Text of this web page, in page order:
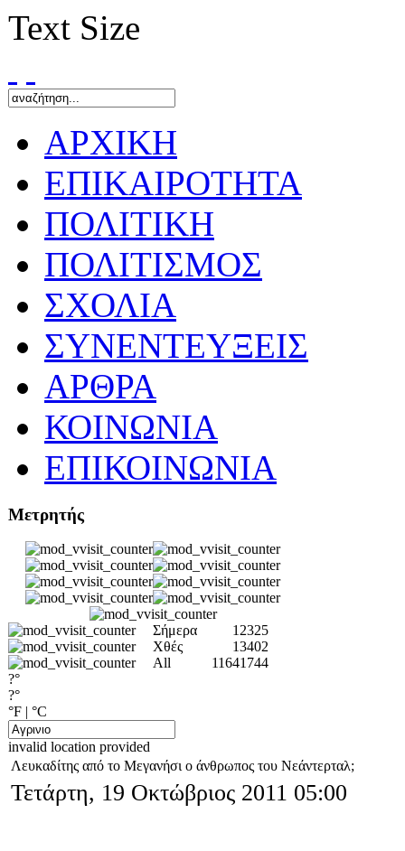
Text Size
ΑΡΧΙΚΗ
ΕΠΙΚΑΙΡΟΤΗΤΑ
ΠΟΛΙΤΙΚΗ
ΠΟΛΙΤΙΣΜΟΣ
ΣΧΟΛΙΑ
ΣΥΝΕΝΤΕΥΞΕΙΣ
ΑΡΘΡΑ
ΚΟΙΝΩΝΙΑ
ΕΠΙΚΟΙΝΩΝΙΑ
Μετρητής
Σήμερα
12325
Χθές
13402
All
11641744
?°
?°
°F | °C
invalid location provided
Λευκαδίτης από το Μεγανήσι ο άνθρωπος του Νεάντερταλ;
Τετάρτη, 19 Οκτώβριος 2011 05:00